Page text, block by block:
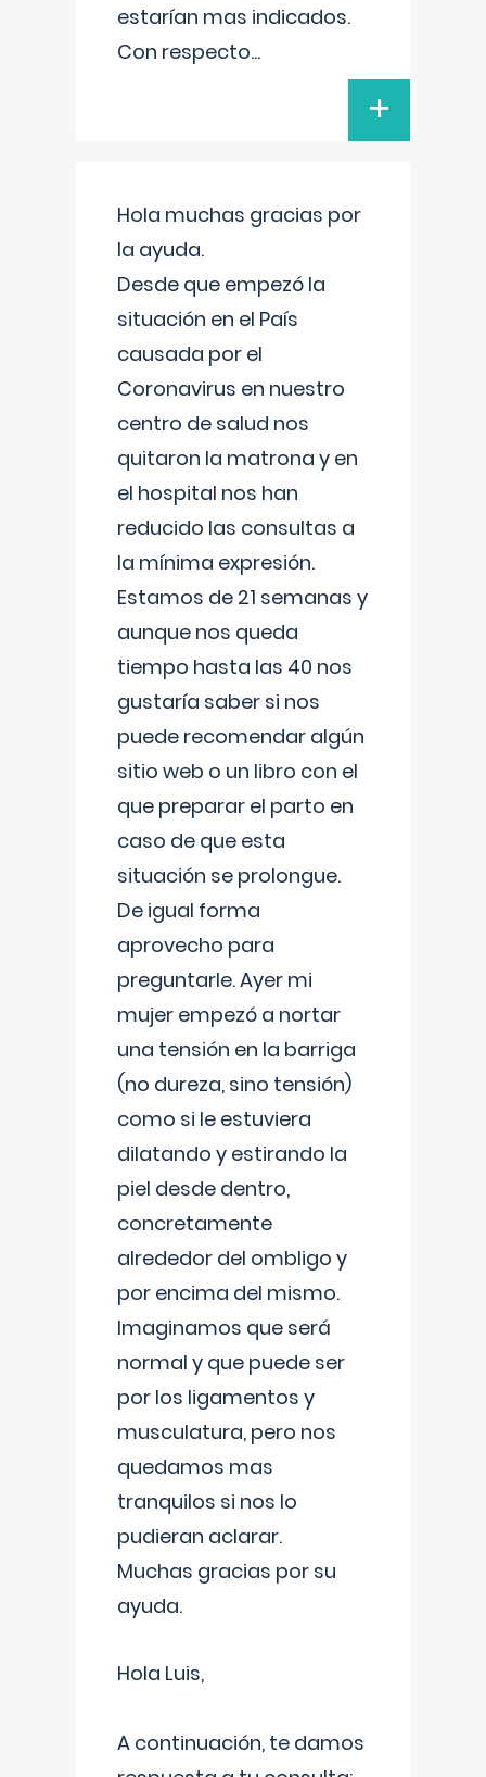
estarían mas indicados.
Con respecto...
+
Hola muchas gracias por
la ayuda.
Desde que empezó la
situación en el País
causada por el
Coronavirus en nuestro
centro de salud nos
quitaron la matrona y en
el hospital nos han
reducido las consultas a
la mínima expresión.
Estamos de 21 semanas y
aunque nos queda
tiempo hasta las 40 nos
gustaría saber si nos
puede recomendar algún
sitio web o un libro con el
que preparar el parto en
caso de que esta
situación se prolongue.
De igual forma
aprovecho para
preguntarle. Ayer mi
mujer empezó a nortar
una tensión en la barriga
(no dureza, sino tensión)
como si le estuviera
dilatando y estirando la
piel desde dentro,
concretamente
alrededor del ombligo y
por encima del mismo.
Imaginamos que será
normal y que puede ser
por los ligamentos y
musculatura, pero nos
quedamos mas
tranquilos si nos lo
pudieran aclarar.
Muchas gracias por su
ayuda.
Hola Luis,
A continuación, te damos